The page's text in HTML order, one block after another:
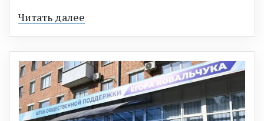
Читать далее